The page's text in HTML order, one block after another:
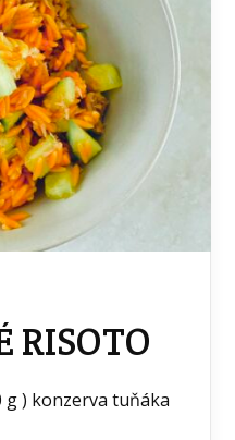
RISOTO
g ) konzerva tuňáka